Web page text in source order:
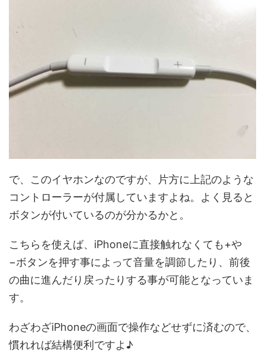
で、このイヤホンなのですが、片方に上記のような
コントローラーが付属していますよね。よく見ると
ボタンが付いているのが分かるかと。
こちらを使えば、iPhoneに直接触れなくても+や
−ボタンを押す事によって音量を調節したり、前後
の曲に進んだり戻ったりする事が可能となっていま
す。
わざわざiPhoneの画面で操作などせずに済むので、
慣れれば結構便利ですよ♪